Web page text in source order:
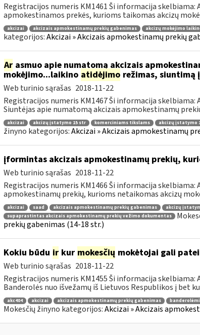
Registracijos numeris KM1461 Ši informacija
apmokestinamos prekės, kurioms taikomas akcizų
akcizai akcizais apmokestinamų prekių gabenimas akcizų mokėjimo
kategorijos:Akcizai » Akcizais apmokestinamų prekių
Arasmuo apie numatomą akcizais
mokėjimo...laikino atidėjimo režimas, siuntimą
Web turinio sąrašas 2018-11-22
Registracijos numeris KM1467 Ši informacija
Siuntėjas apie numatomą akcizais apmokestinamų
akcizai akcizų įstatymo 15 str komerciniams tikslams akcizų įstatymo
žinyno kategorijos:Akcizai » Akcizais apmokestinamų
įformintas akcizais apmokestinamų prekių,
Web turinio sąrašas 2018-11-22
Registracijos numeris KM1466 Ši informacija
apmokestinamų prekių, kurioms netaikomas akcizų
akcizai saad akcizais apmokestinamų prekių gabenimas akcizų
supaprastintas akcizais apmokestinamų prekių vežimo dokumentas
prekių gabenimas (14-18 str.)
Kokiu būdu irkur mokesčių mokėtojai gali
Web turinio sąrašas 2018-11-22
Registracijos numeris KM1455 Ši informacija
Banderolės nuo išvežamų iš Lietuvos Respublikos į bet
akc404 akcizai akcizais apmokestinamų prekių gabenimas
Mokesčių žinyno kategorijos:Akcizai » Akcizais